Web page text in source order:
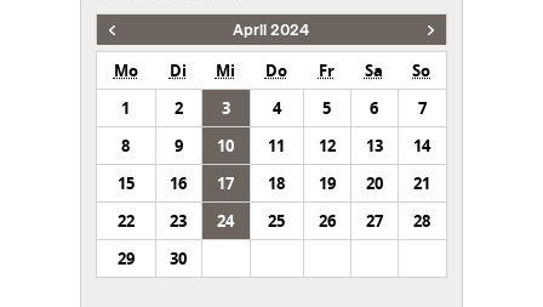
April 2024
Mo Di Mi Do Fr Sa
So
1
2 3 4 5 6
7
8
9 10 11 12 13
14
15
16 17 18 19 20
21
22
23 24 25 26 27
28
29
30